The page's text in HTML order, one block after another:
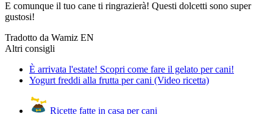
E comunque il tuo cane ti ringrazierà! Questi dolcetti sono super
gustosi!
Tradotto da Wamiz EN
Altri consigli
È arrivata l'estate! Scopri come fare il gelato per cani!
Yogurt freddi alla frutta per cani (Video ricetta)
Ricette fatte in casa per cani